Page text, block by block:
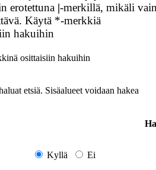
erotettuna |-merkillä, mikäli
Käytä *-merkkiä
hakuihin
osittaisiin hakuihin
etsiä. Sisäalueet voidaan hakea
Kyllä Ei